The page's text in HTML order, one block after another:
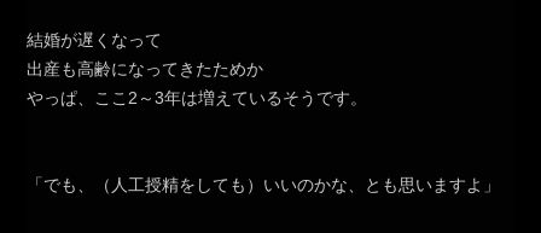
結婚が遅くなって
出産も高齢になってきたためか
やっぱ、ここ2～3年は増えているそうです。
「でも、（人工授精をしても）いいのかな、とも思いますよ」